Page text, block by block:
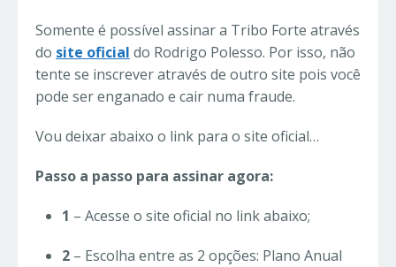
Somente é possível assinar a Tribo Forte através
do site oficial do Rodrigo Polesso. Por isso, não
tente se inscrever através de outro site pois você
pode ser enganado e cair numa fraude.
Vou deixar abaixo o link para o site oficial…
Passo a passo para assinar agora:
1 – Acesse o site oficial no link abaixo;
2 – Escolha entre as 2 opções: Plano Anual